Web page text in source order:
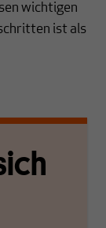
wichtigen
ist als